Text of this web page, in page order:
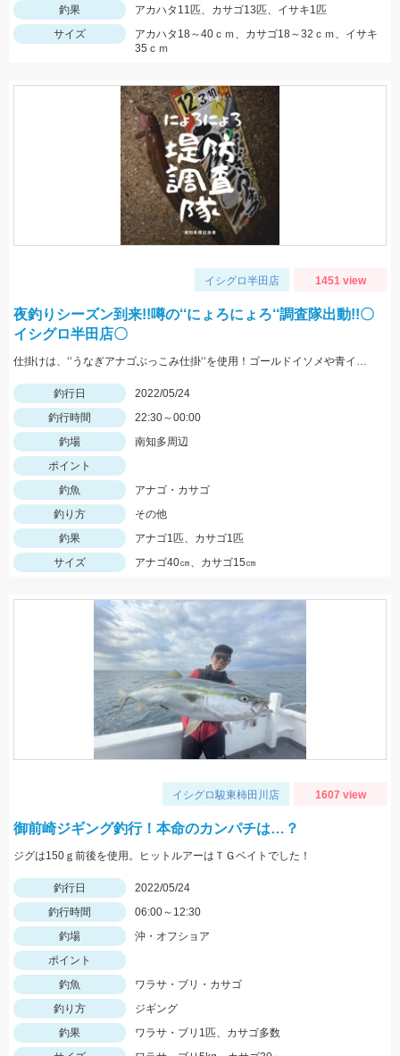
釣果
アカハタ11匹、カサゴ13匹、イサキ1匹
サイズ
アカハタ18～40ｃｍ、カサゴ18～32ｃｍ、イサキ
35ｃｍ
イシグロ半田店 1451 view
夜釣りシーズン到来!!噂の‘‘にょろにょろ‘‘調査隊出動!!〇
イシグロ半田店〇
仕掛けは、‘‘うなぎアナゴぶっこみ仕掛‘‘を使用！ゴールドイソメや青イソメの房掛けがオススメ‼
釣行日
2022/05/24
釣行時間
22:30～00:00
釣場
南知多周辺
ポイント
釣魚
アナゴ・カサゴ
釣り方
その他
釣果
アナゴ1匹、カサゴ1匹
サイズ
アナゴ40㎝、カサゴ15㎝
イシグロ駿東柿田川店 1607 view
御前崎ジギング釣行！本命のカンパチは…？
ジグは150ｇ前後を使用。ヒットルアーはＴＧベイトでした！
釣行日
2022/05/24
釣行時間
06:00～12:30
釣場
沖・オフショア
ポイント
釣魚
ワラサ・ブリ・カサゴ
釣り方
ジギング
釣果
ワラサ・ブリ1匹、カサゴ多数